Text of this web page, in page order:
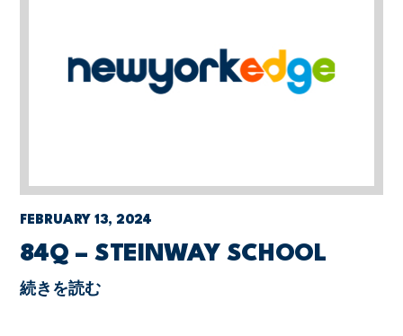
FEBRUARY 13, 2024
84Q – STEINWAY SCHOOL
続きを読む